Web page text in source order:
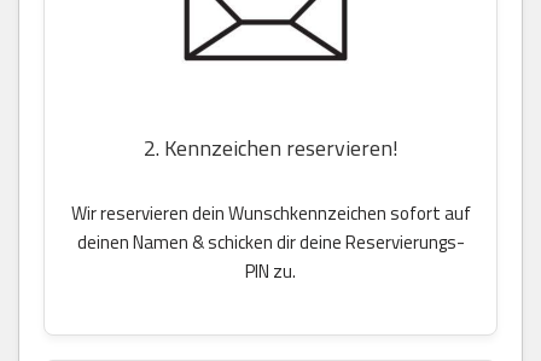
2. Kennzeichen reservieren!
Wir reservieren dein Wunschkennzeichen sofort auf
deinen Namen & schicken dir deine Reservierungs-
PIN zu.